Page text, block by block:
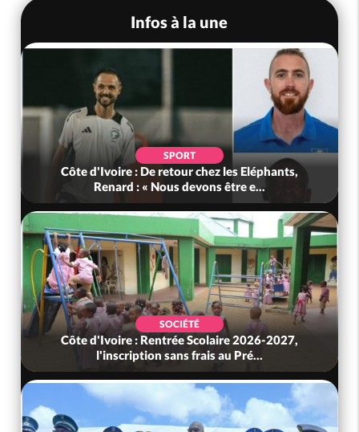
Infos à la une
SPORT
: De retour chez les Eléphants,
: « Nous devons être e...
SOCIÉTÉ
: Rentrée Scolaire 2026-2027,
sans frais au Pré...
Bénin : L'ancien
Ghana :
Défense,